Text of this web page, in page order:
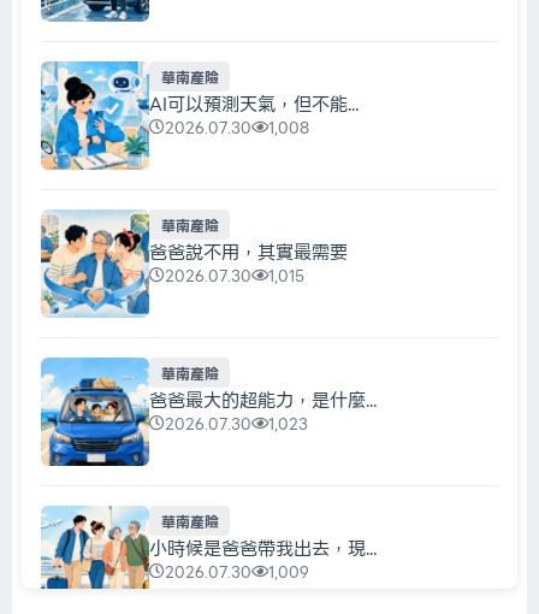
華南產險
AI可以預測天氣，但不能...
2026.07.30 1,008
華南產險
爸爸說不用，其實最需要
2026.07.30 1,015
華南產險
爸爸最大的超能力，是什麼...
2026.07.30 1,023
華南產險
小時候是爸爸帶我出去，現...
2026.07.30 1,009